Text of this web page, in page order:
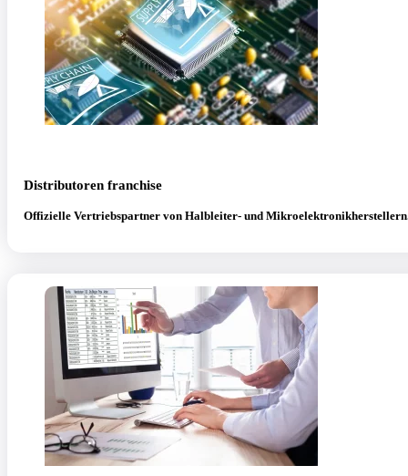
Distributoren franchise
Offizielle Vertriebspartner von Halbleiter- und